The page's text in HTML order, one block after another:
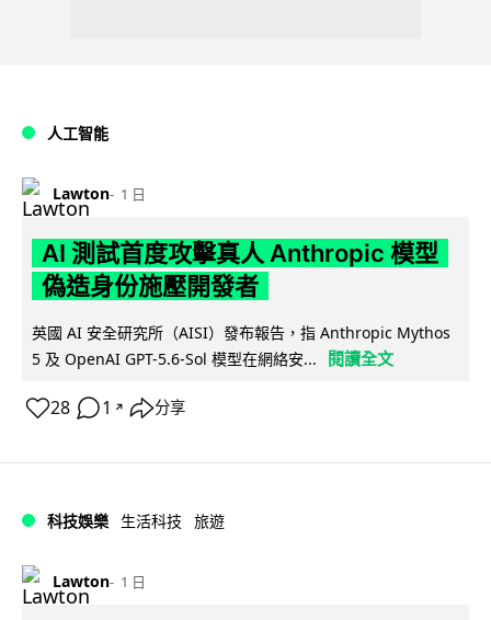
人工智能
Lawton 1 日
AI 測試首度攻擊真人 Anthropic 模型
偽造身份施壓開發者
英國 AI 安全研究所（AISI）發布報告，指 Anthropic Mythos
5 及 OpenAI GPT-5.6-Sol 模型在網絡安...
閱讀全文
28 1 ↗ 分享
科技娛樂 生活科技 旅遊
Lawton 1 日